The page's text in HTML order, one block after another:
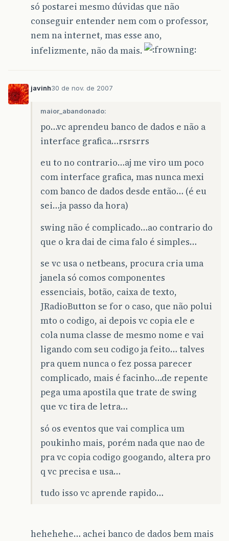
só postarei mesmo dúvidas que não
conseguir entender nem com o professor,
nem na internet, mas esse ano,
infelizmente, não da mais.
javinh30 de nov. de 2007
maior_abandonado:
po…vc aprendeu banco de dados e não a
interface grafica…rsrsrrs
eu to no contrario…aj me viro um poco
com interface grafica, mas nunca mexi
com banco de dados desde então… (é eu
sei…ja passo da hora)
swing não é complicado…ao contrario do
que o kra dai de cima falo é simples…
se vc usa o netbeans, procura cria uma
janela só comos componentes
essenciais, botão, caixa de texto,
JRadioButton se for o caso, que não polui
mto o codigo, ai depois vc copia ele e
cola numa classe de mesmo nome e vai
ligando com seu codigo ja feito… talves
pra quem nunca o fez possa parecer
complicado, mais é facinho…de repente
pega uma apostila que trate de swing
que vc tira de letra…
só os eventos que vai complica um
poukinho mais, porém nada que nao de
pra vc copia codigo googando, altera pro
q vc precisa e usa…
tudo isso vc aprende rapido…
hehehehe… achei banco de dados bem mais